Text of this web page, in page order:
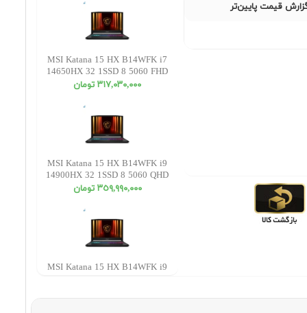
قیمت پایین‌تر
MSI Katana 15 HX B14WFK i7
14650HX 32 1SSD 8 5060 FHD
٣١٧,٠٣٠,٠٠٠ تومان
MSI Katana 15 HX B14WFK i9
14900HX 32 1SSD 8 5060 QHD
٣٥٩,٩٩٠,٠٠٠ تومان
MSI Katana 15 HX B14WFK i9